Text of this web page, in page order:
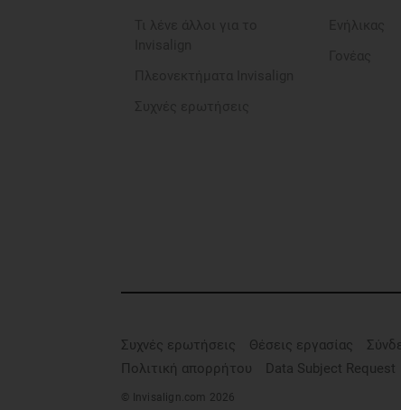
Συχνές ερωτήσεις Θέσεις εργασίας
Πολιτική απορρήτου
Data Subject Request
© Invisalign.com 2026